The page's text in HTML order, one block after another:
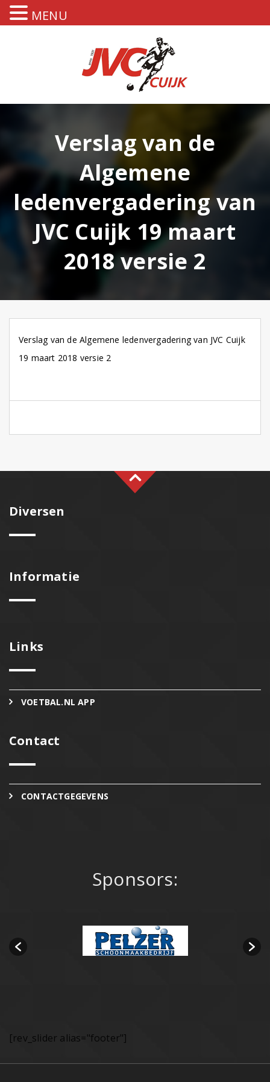
Verslag van de
Algemene
ledenvergadering van
JVC Cuijk 19 maart
2018 versie 2
Verslag van de Algemene ledenvergadering van JVC Cuijk
19 maart 2018 versie 2
Diversen
Informatie
Links
VOETBAL.NL APP
Contact
CONTACTGEGEVENS
Sponsors:
[rev_slider alias="footer"]
MENU